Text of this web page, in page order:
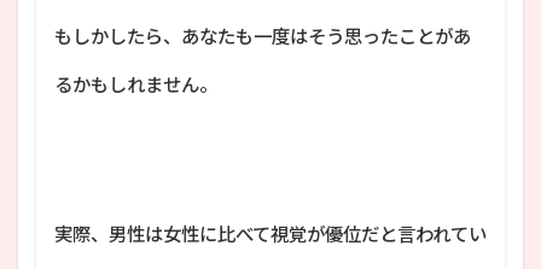
もしかしたら、あなたも一度はそう思ったことがあ
るかもしれません。
実際、男性は女性に比べて視覚が優位だと言われてい